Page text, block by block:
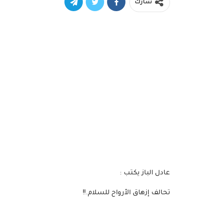
شارك
عادل الباز يكتب :
تحالف إزهاق الأرواح للسلام.!!